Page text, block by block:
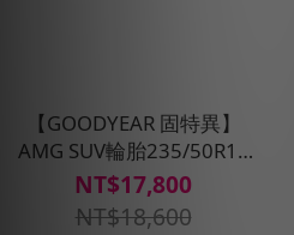
【GOODYEAR 固特異】
AMG SUV輪胎235/50R18
四入組(濕抓/耐用雙重保
護)含安裝定位平衡
NT$17,800
NT$18,600